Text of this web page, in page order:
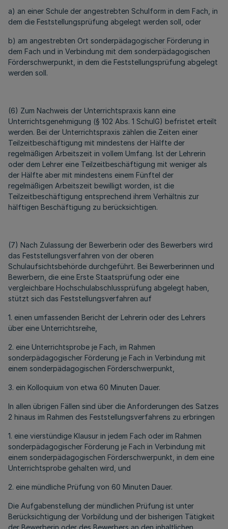
a) an einer Schule der angestrebten Schulform in dem Fach, in
dem die Feststellungsprüfung abgelegt werden soll, oder
b) am angestrebten Ort sonderpädagogischer Förderung in
dem Fach und in Verbindung mit dem sonderpädagogischen
Förderschwerpunkt, in dem die Feststellungsprüfung abgelegt
werden soll.
(6) Zum Nachweis der Unterrichtspraxis kann eine
Unterrichtsgenehmigung (§ 102 Abs. 1 SchulG) befristet erteilt
werden. Bei der Unterrichtspraxis zählen die Zeiten einer
Teilzeitbeschäftigung mit mindestens der Hälfte der
regelmäßigen Arbeitszeit in vollem Umfang. Ist der Lehrerin
oder dem Lehrer eine Teilzeitbeschäftigung mit weniger als
der Hälfte aber mit mindestens einem Fünftel der
regelmäßigen Arbeitszeit bewilligt worden, ist die
Teilzeitbeschäftigung entsprechend ihrem Verhältnis zur
hälftigen Beschäftigung zu berücksichtigen.
(7) Nach Zulassung der Bewerberin oder des Bewerbers wird
das Feststellungsverfahren von der oberen
Schulaufsichtsbehörde durchgeführt. Bei Bewerberinnen und
Bewerbern, die eine Erste Staatsprüfung oder eine
vergleichbare Hochschulabschlussprüfung abgelegt haben,
stützt sich das Feststellungsverfahren auf
1. einen umfassenden Bericht der Lehrerin oder des Lehrers
über eine Unterrichtsreihe,
2. eine Unterrichtsprobe je Fach, im Rahmen
sonderpädagogischer Förderung je Fach in Verbindung mit
einem sonderpädagogischen Förderschwerpunkt,
3. ein Kolloquium von etwa 60 Minuten Dauer.
In allen übrigen Fällen sind über die Anforderungen des Satzes
2 hinaus im Rahmen des Feststellungsverfahrens zu erbringen
1. eine vierstündige Klausur in jedem Fach oder im Rahmen
sonderpädagogischer Förderung je Fach in Verbindung mit
einem sonderpädagogischen Förderschwerpunkt, in dem eine
Unterrichtsprobe gehalten wird, und
2. eine mündliche Prüfung von 60 Minuten Dauer.
Die Aufgabenstellung der mündlichen Prüfung ist unter
Berücksichtigung der Vorbildung und der bisherigen Tätigkeit
der Bewerberin oder des Bewerbers an den inhaltlichen